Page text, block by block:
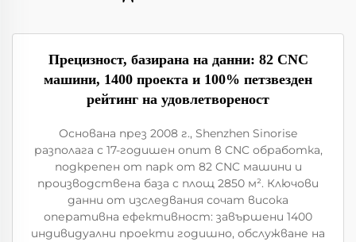
Прецизност, базирана на данни: 82 CNC
машини, 1400 проекта и 100% петзвезден
рейтинг на удовлетвореност
Основана през 2008 г., Shenzhen Sinorise
разполага с 17-годишен опит в CNC обработка,
подкрепен от парк от 82 CNC машини и
производствена база с площ 2850 м². Ключови
данни от изследвания сочат висока
оперативна ефективност: завършени 1400
индивидуални проекти годишно, обслужване на